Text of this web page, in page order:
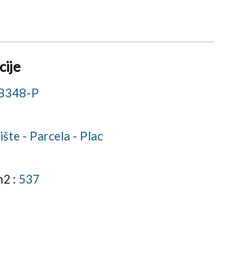
P
- Parcela - Plac
: 537